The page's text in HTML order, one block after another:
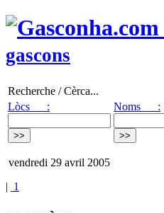
gascons
Recherche / Cèrca...
Lòcs :
Noms :
vendredi 29 avril 2005
| 1